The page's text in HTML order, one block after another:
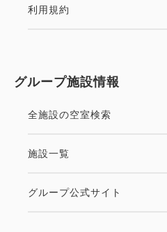
3泊以上するお客様必見のプ
ャーの強い味方です。 【注
です。ご到着後のご予約内
利用規約
グループ施設情報
全施設の空室検索
施設一覧
グループ公式サイト